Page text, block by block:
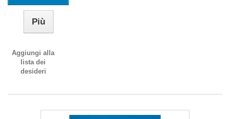
Più
Aggiungi alla
lista dei
desideri